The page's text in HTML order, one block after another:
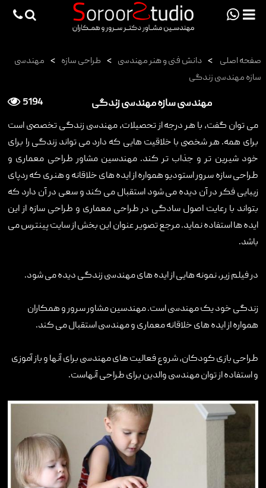
viewportchecker
×
صفحه اصلی
پروژه ها
مقالات
خدمات
ثبت سفارش طراحی آنلاین
طراحی
اجرا
تماس با ما
صفحه اصلی > دانش فنی و هنر مهندسی > طراحی سازه > مهندسی
سازه مهندسی زندگی
5194
مهندسی سازه مهندسی زندگی
می توان گفت، با هر درجه از تحصیلات، مهندسی زندگی تخصصی است
برای همه. هر شخصی با خلاقیت هایی که دارد می تواند زندگی را برای
خود شیرین تر و جذاب تر کند. مهندسین مشاور طراحی معماری و
طراحی سازه سرور استودیو همواره از ایده های خلاقانه و هنری که ردپای
زیبایی فکر در آن دیده می شود استقبال می کند و سعی در آن دارد که
بتواند با رعایت اصول سادگی در طراحی معماری و طراحی سازه از این
ایده ها استفاده نماید. مرجع تصویر عنوان این بخش از سایت پینترس می
باشد.
در فیلم زیر، نمونه هایی از ایده های مهندسی زندگی دیده می شود.
زندگی خود یک مهندسی است. مهندسین مشاور سرور و همکاران
همواره از ایده های خلاقانه معماری و مهندسی استقبال می کند.
طراحی بازی کودکان، شروع فعالیت های مهندسی برای آنها و باز آموزی
و استفاده از توان مهندسی والدین برای طراحی آنهاست.